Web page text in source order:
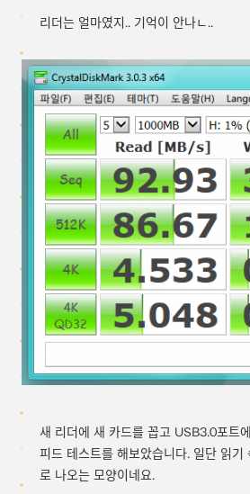
리더는 얼마였지.. 기억이 안나ㄴ..
새 리더에 새 카드를 꼽고 USB3.0포트
피드 테스트를 해보았습니다. 일단 읽
로 나오는 모양이네요.